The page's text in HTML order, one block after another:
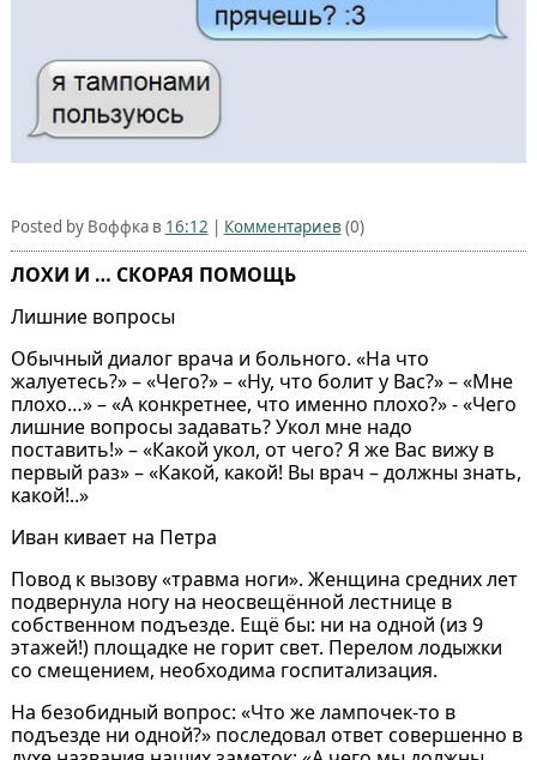
Posted by Воффка в 16:12 | Комментариев (0)
ЛОXИ И … СКОРАЯ ПОМОЩЬ
Лишние вопросы
Обычный диалог врача и больного. «На что
жалуетесь?» – «Чего?» – «Ну, что болит у Вас?» – «Мне
плохо…» – «А конкретнее, что именно плохо?» - «Чего
лишние вопросы задавать? Укол мне надо
поставить!» – «Какой укол, от чего? Я же Вас вижу в
первый раз» – «Какой, какой! Вы врач – должны знать,
какой!..»
Иван кивает на Петра
Повод к вызову «травма ноги». Женщина средних лет
подвернула ногу на неосвещённой лестнице в
собственном подъезде. Ещё бы: ни на одной (из 9
этажей!) площадке не горит свет. Перелом лодыжки
со смещением, необходима госпитализация.
На безобидный вопрос: «Что же лампочек-то в
подъезде ни одной?» последовал ответ совершенно в